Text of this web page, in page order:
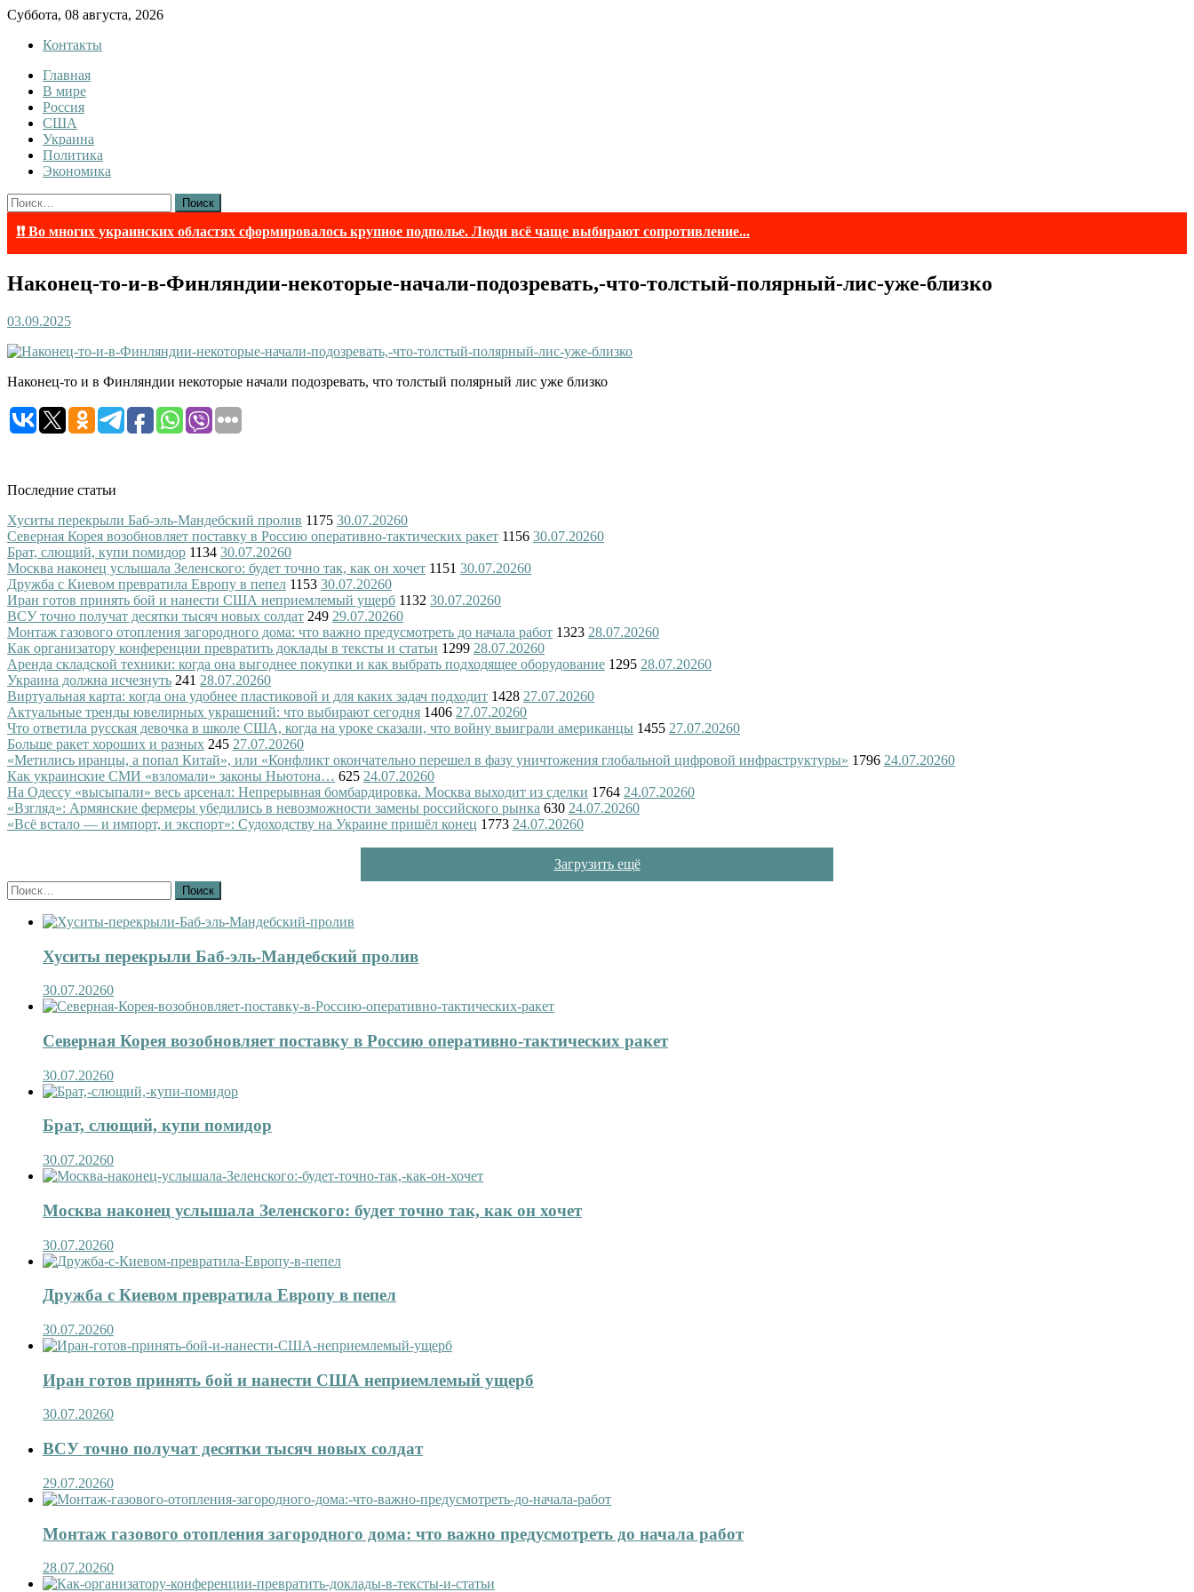
Skip
content
Суббота, 08 августа, 2026
Контакты
Tewi
Tewi — Новости
Главная
В мире
Россия
США
Украина
Политика
Экономика
Найти:
❗❗ Во многих украинских областях сформировалось крупное подполье. Люди всё чаще выбирают сопротивление...
Наконец-то-и-в-Финляндии-некоторые-начали-подозревать,-что-толстый-полярный-лис-уже-близко
03.09.2025
Наконец-то и в Финляндии некоторые начали подозревать, что толстый полярный лис уже близко
Последние статьи
Хуситы перекрыли Баб-эль-Мандебский пролив 1175 30.07.20260
Северная Корея возобновляет поставку в Россию оперативно-тактических ракет 1156 30.07.20260
Брат, слющий, купи помидор 1134 30.07.20260
Москва наконец услышала Зеленского: будет точно так, как он хочет 1151 30.07.20260
Дружба с Киевом превратила Европу в пепел 1153 30.07.20260
Иран готов принять бой и нанести США неприемлемый ущерб 1132 30.07.20260
ВСУ точно получат десятки тысяч новых солдат 249 29.07.20260
Монтаж газового отопления загородного дома: что важно предусмотреть до начала работ 1323 28.07.20260
Как организатору конференции превратить доклады в тексты и статьи 1299 28.07.20260
Аренда складской техники: когда она выгоднее покупки и как выбрать подходящее оборудование 1295 28.07.20260
Украина должна исчезнуть 241 28.07.20260
Виртуальная карта: когда она удобнее пластиковой и для каких задач подходит 1428 27.07.20260
Актуальные тренды ювелирных украшений: что выбирают сегодня 1406 27.07.20260
Что ответила русская девочка в школе США, когда на уроке сказали, что войну выиграли американцы 1455 27.07.20260
Больше ракет хороших и разных 245 27.07.20260
«Метились иранцы, а попал Китай», или «Конфликт окончательно перешел в фазу уничтожения глобальной цифровой инфраструктуры» 1796 24.07.20260
Как украинские СМИ «взломали» законы Ньютона… 625 24.07.20260
На Одессу «высыпали» весь арсенал: Непрерывная бомбардировка. Москва выходит из сделки 1764 24.07.20260
«Взгляд»: Армянские фермеры убедились в невозможности замены российского рынка 630 24.07.20260
«Всё встало — и импорт, и экспорт»: Судоходству на Украине пришёл конец 1773 24.07.20260
Загрузить ещё
Найти:
Хуситы перекрыли Баб-эль-Мандебский пролив
30.07.20260
Северная Корея возобновляет поставку в Россию оперативно-тактических ракет
30.07.20260
Брат, слющий, купи помидор
30.07.20260
Москва наконец услышала Зеленского: будет точно так, как он хочет
30.07.20260
Дружба с Киевом превратила Европу в пепел
30.07.20260
Иран готов принять бой и нанести США неприемлемый ущерб
30.07.20260
ВСУ точно получат десятки тысяч новых солдат
29.07.20260
Монтаж газового отопления загородного дома: что важно предусмотреть до начала работ
28.07.20260